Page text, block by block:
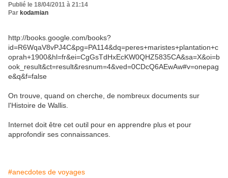
Publié le 18/04/2011 à 21:14
Par kodamian
http://books.google.com/books?
id=R6WqaV8vPJ4C&pg=PA114&dq=peres+maristes+plantation+c
oprah+1900&hl=fr&ei=CgGsTdHxEcKW0QHZ5835CA&sa=X&oi=b
ook_result&ct=result&resnum=4&ved=0CDcQ6AEwAw#v=onepag
e&q&f=false
On trouve, quand on cherche, de nombreux documents sur
l'Histoire de Wallis.
Internet doit être cet outil pour en apprendre plus et pour
approfondir ses connaissances.
#anecdotes de voyages